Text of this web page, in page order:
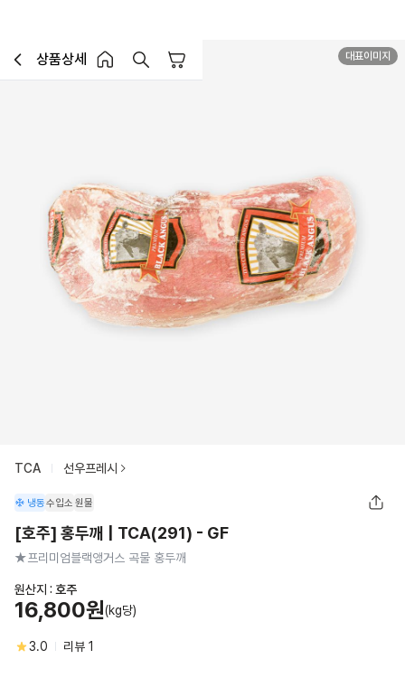
이전페이지로 이동
상품상세
홈 버튼홈 장바구니
대표이미지
TCA 선우프레시
냉동수입소 원물
[호주] 홍두깨 | TCA(291) - GF
★프리미엄블랙앵거스 곡물 홍두깨
원산지 : 호주
16,800원(kg당)
3.0 리뷰 1